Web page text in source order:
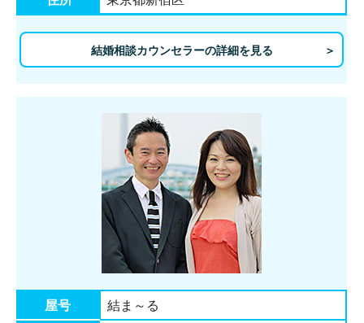
結婚相談カウンセラーの詳細を見る
屋号
結ま～る